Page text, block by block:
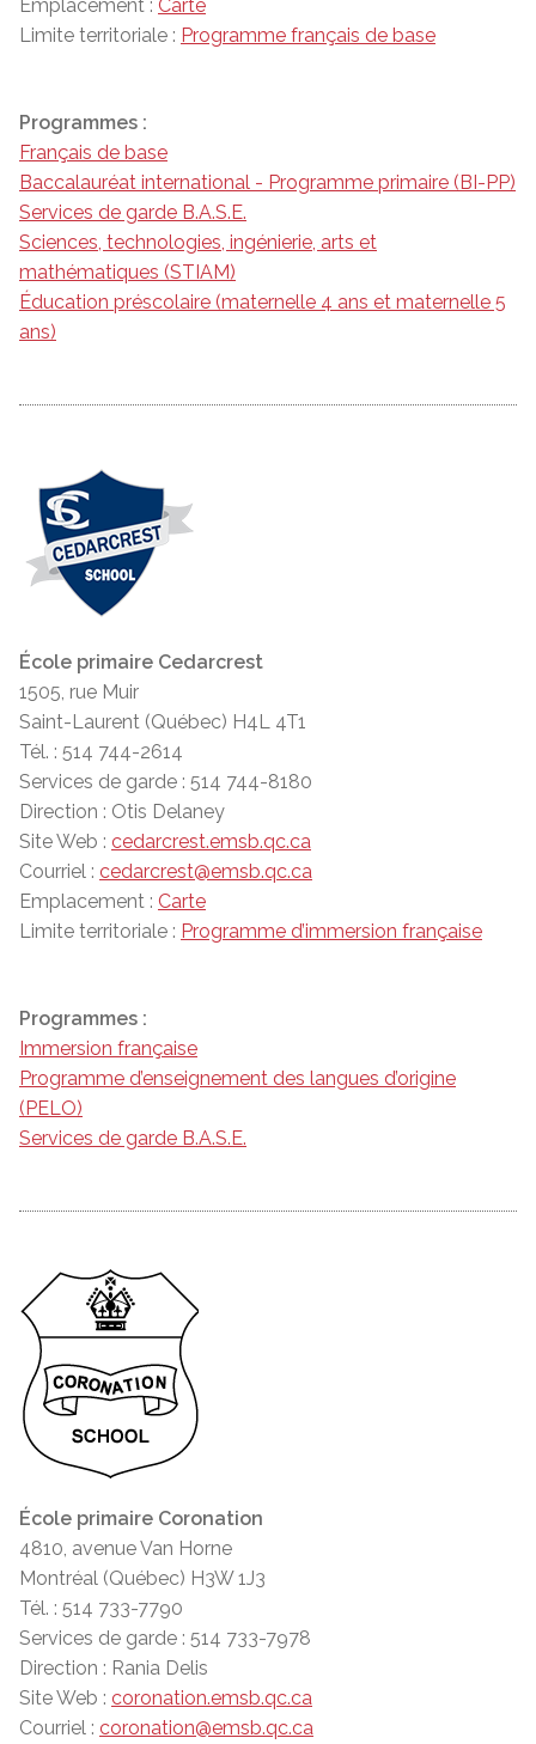
Emplacement : Carte
Limite territoriale : Programme français de base
Programmes :
Français de base
Baccalauréat international - Programme primaire (BI-PP)
Services de garde B.A.S.E.
Sciences, technologies, ingénierie, arts et
mathématiques (STIAM)
Éducation préscolaire (maternelle 4 ans et maternelle 5
ans)
École primaire Cedarcrest
1505, rue Muir
Saint-Laurent (Québec) H4L 4T1
Tél. : 514 744-2614
Services de garde : 514 744-8180
Direction : Otis Delaney
Site Web : cedarcrest.emsb.qc.ca
Courriel : cedarcrest@emsb.qc.ca
Emplacement : Carte
Limite territoriale : Programme d’immersion française
Programmes :
Immersion française
Programme d’enseignement des langues d’origine
(PELO)
Services de garde B.A.S.E.
École primaire Coronation
4810, avenue Van Horne
Montréal (Québec) H3W 1J3
Tél. : 514 733-7790
Services de garde : 514 733-7978
Direction : Rania Delis
Site Web : coronation.emsb.qc.ca
Courriel : coronation@emsb.qc.ca